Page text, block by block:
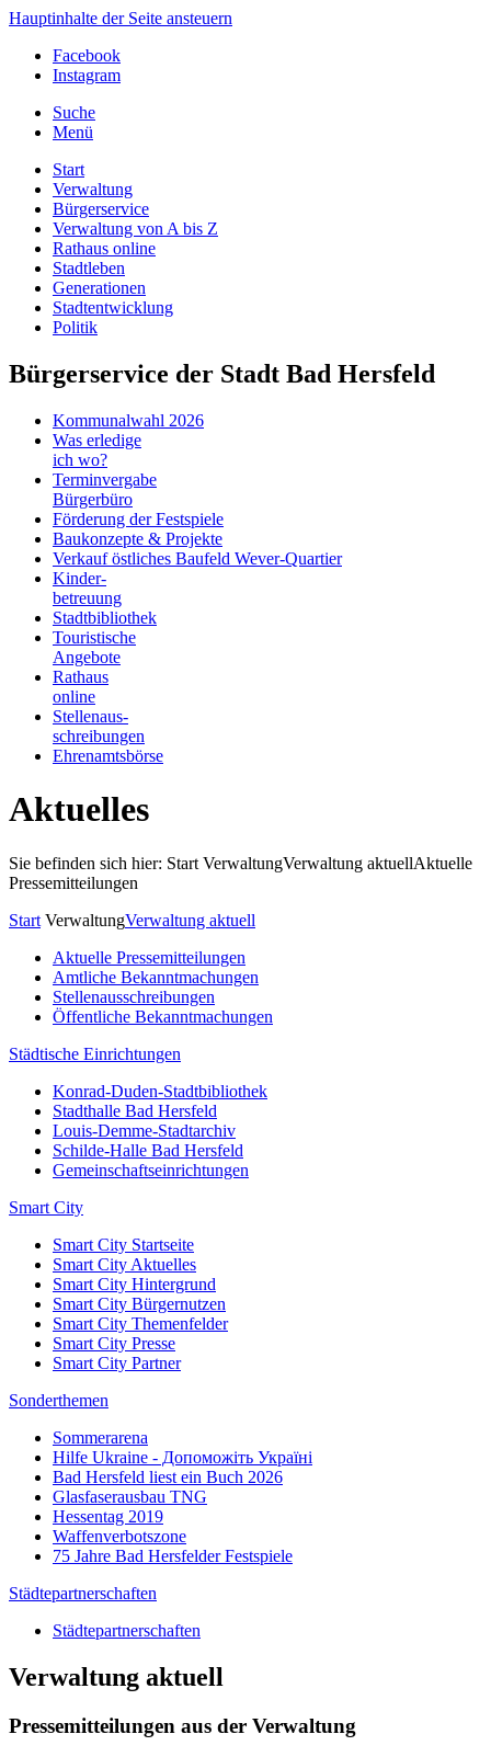
Hauptinhalte der Seite ansteuern
Facebook
Instagram
Suche
Menü
Start
Verwaltung
Bürgerservice
Verwaltung von A bis Z
Rathaus online
Stadtleben
Generationen
Stadtentwicklung
Politik
Bürgerservice der Stadt Bad Hersfeld
Kommunalwahl 2026
Was erledige
ich wo?
Terminvergabe
Bürgerbüro
Förderung der Festspiele
Baukonzepte & Projekte
Verkauf östliches Baufeld Wever-Quartier
Kinder-
betreuung
Stadtbibliothek
Touristische
Angebote
Rathaus
online
Stellenaus-
schreibungen
Ehrenamtsbörse
Aktuelles
Sie befinden sich hier: Start VerwaltungVerwaltung aktuellAktuelle
Pressemitteilungen
Start VerwaltungVerwaltung aktuell
Aktuelle Pressemitteilungen
Amtliche Bekanntmachungen
Stellenausschreibungen
Öffentliche Bekanntmachungen
Städtische Einrichtungen
Konrad-Duden-Stadtbibliothek
Stadthalle Bad Hersfeld
Louis-Demme-Stadtarchiv
Schilde-Halle Bad Hersfeld
Gemeinschaftseinrichtungen
Smart City
Smart City Startseite
Smart City Aktuelles
Smart City Hintergrund
Smart City Bürgernutzen
Smart City Themenfelder
Smart City Presse
Smart City Partner
Sonderthemen
Sommerarena
Hilfe Ukraine - Допоможіть Україні
Bad Hersfeld liest ein Buch 2026
Glasfaserausbau TNG
Hessentag 2019
Waffenverbotszone
75 Jahre Bad Hersfelder Festspiele
Städtepartnerschaften
Städtepartnerschaften
Verwaltung aktuell
Pressemitteilungen aus der Verwaltung